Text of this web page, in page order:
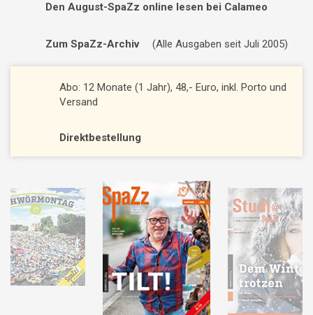
Den August-SpaZz online lesen bei Calameo
Zum SpaZz-Archiv (Alle Ausgaben seit Juli 2005)
Abo: 12 Monate (1 Jahr), 48,- Euro, inkl. Porto und
Versand
Direktbestellung